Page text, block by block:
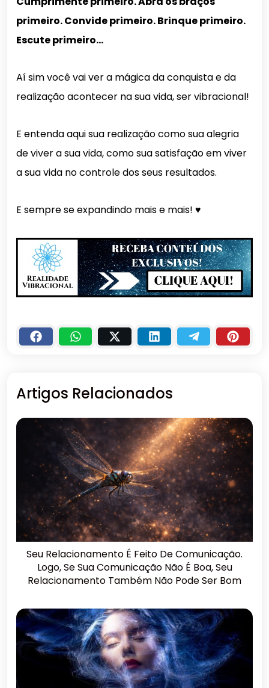
primeiro. Convide primeiro. Brinque primeiro.
Escute primeiro…
Aí sim você vai ver a mágica da conquista e da
realização acontecer na sua vida, ser vibracional!
E entenda aqui sua realização como sua alegria
de viver a sua vida, como sua satisfação em viver
a sua vida no controle dos seus resultados.
E sempre se expandindo mais e mais! ♥️
Artigos Relacionados
Seu Relacionamento É Feito De Comunicação.
Logo, Se Sua Comunicação Não É Boa, Seu
Relacionamento Também Não Pode Ser Bom